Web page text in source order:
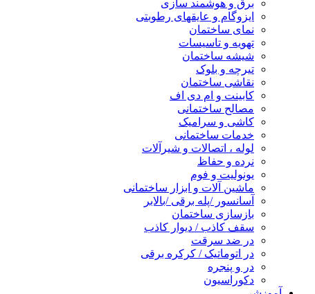
برق و هوشمند سازی
ایزوگام و عایقهای رطوبتی
نمای ساختمان
تهویه و تاسیسات
شیشه ساختمان
تیرچه و بلوک
نقاشی ساختمان
کابینت و ام دی اف
مصالح ساختمانی
کاشی و سرامیک
خدمات ساختمانی
لوله ، اتصالات و شیرآلات
نرده و حفاظ
یونولیت و فوم
ماشین آلات و ابزار ساختمانی
آسانسور /پله برقی /بالابر
بازسازی ساختمان
سقف کاذب / دیوار کاذب
در ضد سرقت
در اتوماتیک / کرکره برقی
در و پنجره
دکوراسیون